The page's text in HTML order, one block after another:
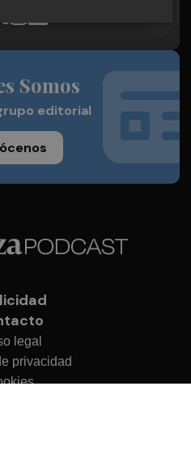
Somos
editorial
legal
privacidad